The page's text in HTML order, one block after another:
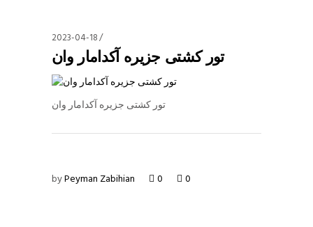
2023-04-18
تور کشتی جزیره آکدامار وان
تور کشتی جزیره آکدامار وان
byPeyman Zabihian 0 0